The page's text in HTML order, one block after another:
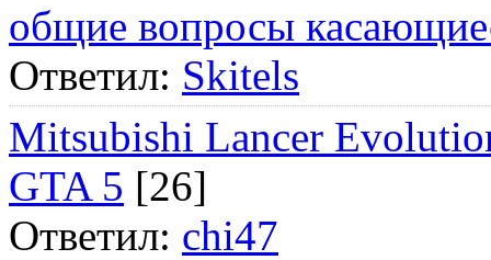
общие вопросы
Ответил: Skitels
Mitsubishi Lancer
GTA 5 [26]
Ответил: chi47